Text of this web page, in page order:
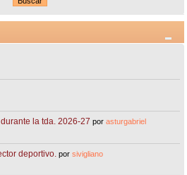
la tda. 2026-27 porasturgabriel
deportivo. porsivigliano